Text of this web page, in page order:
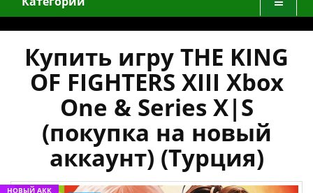
Купить игру THE KING
OF FIGHTERS XIII Xbox
One & Series X|S
(покупка на новый
аккаунт) (Турция)
НОВЫЙ АКК